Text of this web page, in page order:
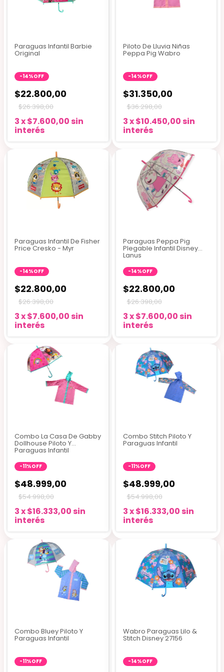
Paraguas Infantil Barbie
Original
-14%OFF
$22.800,00
$26.398,00
3x$7.600,00 sin
interés
Piloto De Lluvia Niñas
Peppa Pig Wabro
-14%OFF
$31.350,00
$36.298,00
3x$10.450,00 sin
interés
Paraguas Infantil De Fisher
Price Cresko - Myr
-14%OFF
$22.800,00
$26.398,00
3x$7.600,00 sin
interés
Paraguas Peppa Pig
Plegable Infantil Disney
Lanus
-14%OFF
$22.800,00
$26.398,00
3x$7.600,00 sin
interés
Combo La Casa De Gabby
Dollhouse Piloto Y
Paraguas Infantil
-11%OFF
$48.999,00
$54.998,00
3x$16.333,00 sin
interés
Combo Stitch Piloto Y
Paraguas Infantil
-11%OFF
$48.999,00
$54.998,00
3x$16.333,00 sin
interés
Combo Bluey Piloto Y
Paraguas Infantil
-11%OFF
Wabro Paraguas Lilo &
Stitch Disney 27156
-14%OFF